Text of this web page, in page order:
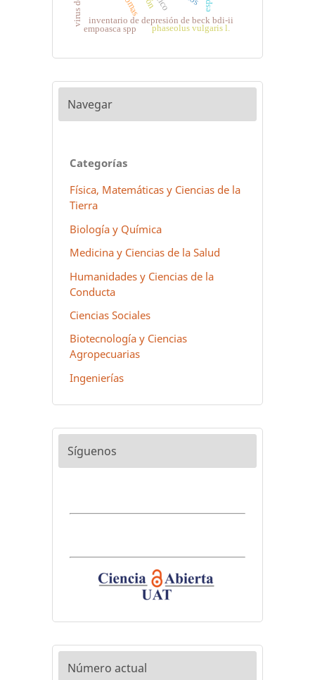
inventario de depresión de beck bdi-ii
phaseolus vulgaris l.
empoasca spp
Navegar
Categorías
Física, Matemáticas y Ciencias de la
Tierra
Biología y Química
Medicina y Ciencias de la Salud
Humanidades y Ciencias de la
Conducta
Ciencias Sociales
Biotecnología y Ciencias
Agropecuarias
Ingenierías
Síguenos
Número actual